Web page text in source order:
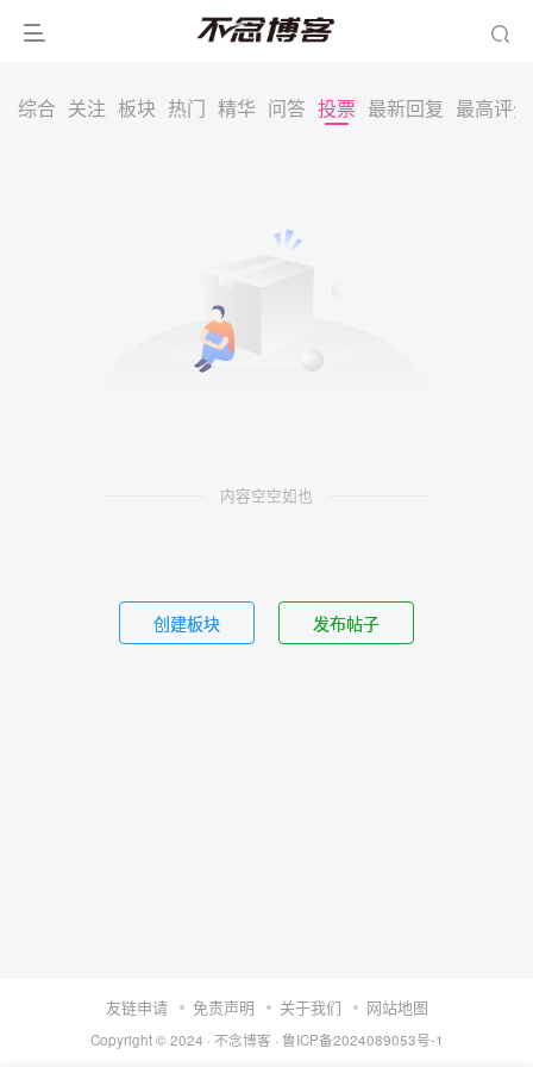
综合 关注 板块 热门 精华 问答 投票 最新回复 最高评分
内容空空如也
创建板块 发布帖子
友链申请 免责声明 关于我们 网站地图
Copyright © 2024 · 不念博客 · 鲁ICP备2024089053号-1